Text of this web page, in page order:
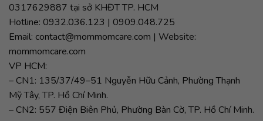
0317629887 tại sở KHĐT TP. HCM
Hotline: 0932.036.123 | 0909.048.725
Email: contact@mommomcare.com | Website:
mommomcare.com
VP HCM:
– CN1: 135/37/49–51 Nguyễn Hữu Cảnh, Phường Thạnh
Mỹ Tây, TP. Hồ Chí Minh.
– CN2: 557 Điện Biên Phủ, Phường Bàn Cờ, TP. Hồ Chí Minh.